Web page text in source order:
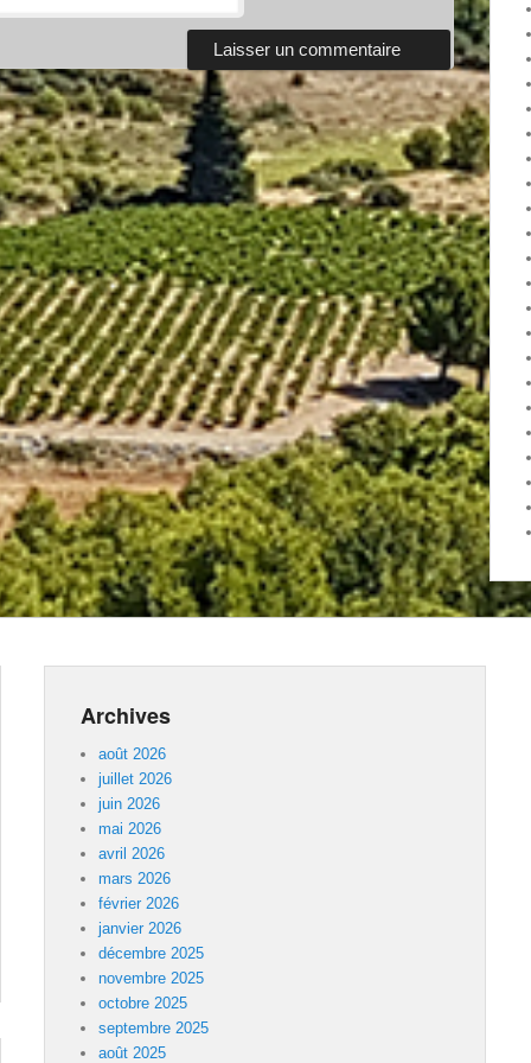
Archives
août 2026
juillet 2026
juin 2026
mai 2026
avril 2026
mars 2026
février 2026
janvier 2026
décembre 2025
novembre 2025
octobre 2025
septembre 2025
août 2025